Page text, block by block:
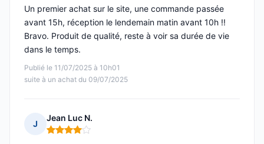
Publié le 11/07/2025 à 10h01
suite à un achat du 09/07/2025
Un premier achat sur le site, une commande passée
avant 15h, réception le lendemain matin avant 10h !!
Bravo. Produit de qualité, reste à voir sa durée de vie
dans le temps.
J
Jean Luc N.
Note : 4 sur 5